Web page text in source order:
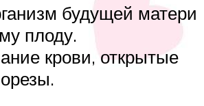
будущей матери
плоду.
крови, открытые